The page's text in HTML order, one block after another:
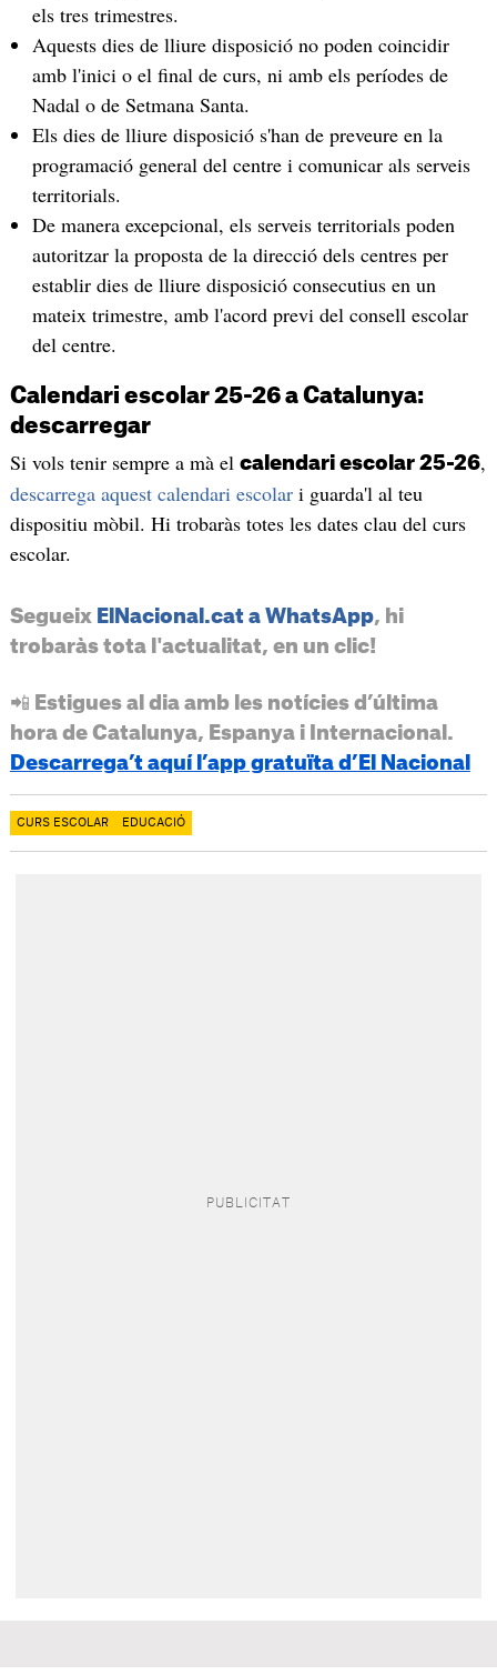
els tres trimestres.
Aquests dies de lliure disposició no poden coincidir
amb l'inici o el final de curs, ni amb els períodes de
Nadal o de Setmana Santa.
Els dies de lliure disposició s'han de preveure en la
programació general del centre i comunicar als serveis
territorials.
De manera excepcional, els serveis territorials poden
autoritzar la proposta de la direcció dels centres per
establir dies de lliure disposició consecutius en un
mateix trimestre, amb l'acord previ del consell escolar
del centre.
Calendari escolar 25-26 a Catalunya:
descarregar
Si vols tenir sempre a mà el calendari escolar 25-26,
descarrega aquest calendari escolari guarda'l al teu
dispositiu mòbil. Hi trobaràs totes les dates clau del curs
escolar.
Segueix ElNacional.cat a WhatsApp, hi
trobaràs tota l'actualitat, en un clic!
📲 Estigues al dia amb les notícies d’última
hora de Catalunya, Espanya i Internacional.
Descarrega’t aquí l’app gratuïta d’El Nacional
CURS ESCOLAR EDUCACIÓ